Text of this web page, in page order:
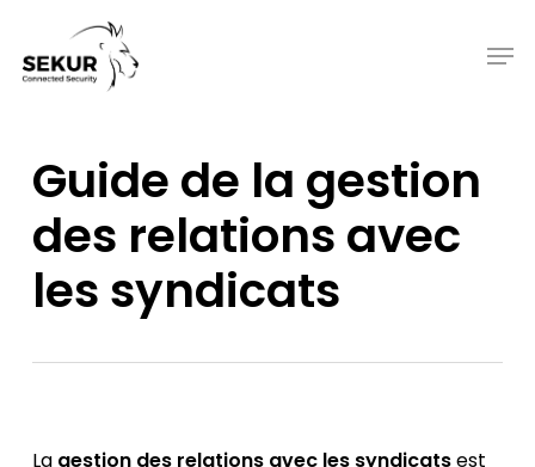
main
Guide de la gestion
des relations avec
les syndicats
La gestion des relations avec les syndicatsest